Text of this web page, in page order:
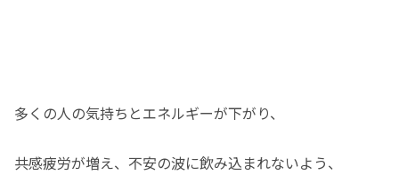
多くの人の気持ちとエネルギーが下がり、
共感疲労が増え、不安の波に飲み込まれないよう、